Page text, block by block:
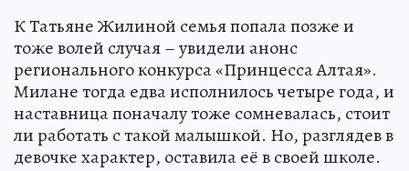
К Татьяне Жилиной семья попала позже и
тоже волей случая – увидели анонс
регионального конкурса «Принцесса Алтая».
Милане тогда едва исполнилось четыре года, и
наставница поначалу тоже сомневалась, стоит
ли работать с такой малышкой. Но, разглядев в
девочке характер, оставила её в своей школе.